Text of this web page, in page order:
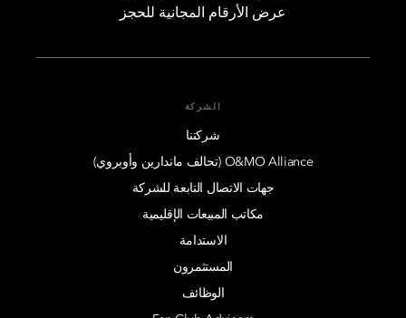
عرض الأرقام المجانية للحجز
الشركة
شركتنا
O&MO Alliance (تحالف ماندارين وأوبروي)
جهات الاتصال التابعة للشركة
مكاتب المبيعات الإقليمية
الاستدامة
المستثمرون
الوظائف